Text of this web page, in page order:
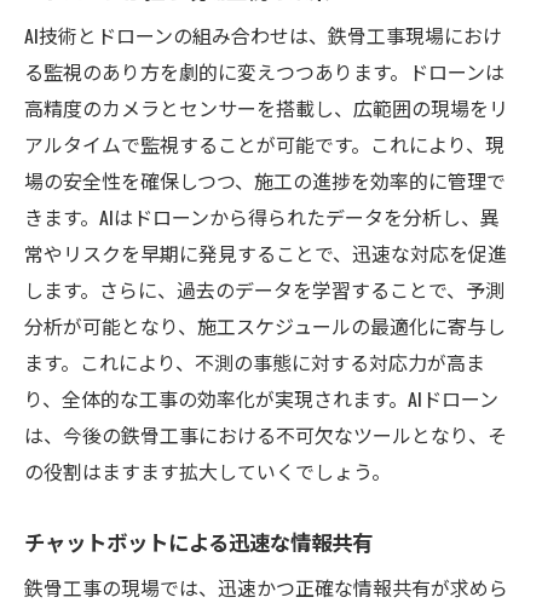
AI技術とドローンの組み合わせは、鉄骨工事現場におけ
る監視のあり方を劇的に変えつつあります。ドローンは
高精度のカメラとセンサーを搭載し、広範囲の現場をリ
アルタイムで監視することが可能です。これにより、現
場の安全性を確保しつつ、施工の進捗を効率的に管理で
きます。AIはドローンから得られたデータを分析し、異
常やリスクを早期に発見することで、迅速な対応を促進
します。さらに、過去のデータを学習することで、予測
分析が可能となり、施工スケジュールの最適化に寄与し
ます。これにより、不測の事態に対する対応力が高ま
り、全体的な工事の効率化が実現されます。AIドローン
は、今後の鉄骨工事における不可欠なツールとなり、そ
の役割はますます拡大していくでしょう。
チャットボットによる迅速な情報共有
鉄骨工事の現場では、迅速かつ正確な情報共有が求めら